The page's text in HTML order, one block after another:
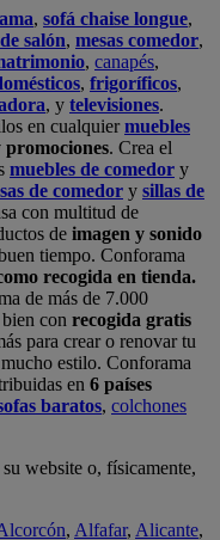
para crear o renovar tu
estilo. Conforama
en6 países
baratos,colchones
website o, físicamente,
,Alfafar ,Alicante,
Barcelona,Burjassot
, Granada,Huércal de
,Lanzarote ,León,
,Málaga,Murcia,
,Sagunto, Salt, Girona
de Compostela,
i la Geltrú,Zaragoza
de privacidad